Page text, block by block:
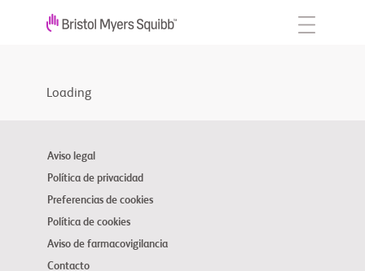
Loading
Aviso legal
Política de privacidad
Preferencias de cookies
Política de cookies
Aviso de farmacovigilancia
Contacto